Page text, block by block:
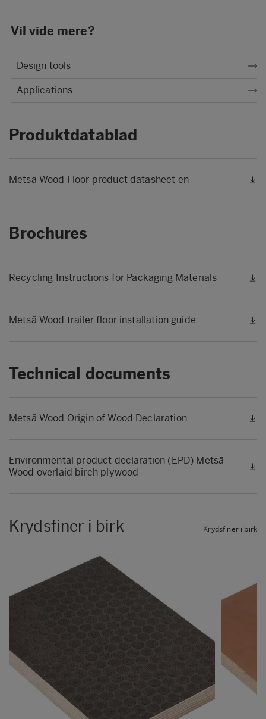
Vil vide mere?
Design tools
Applications
Produktdatablad
Metsa Wood Floor product datasheet en
Brochures
Recycling Instructions for Packaging Materials
Metsä Wood trailer floor installation guide
Technical documents
Metsä Wood Origin of Wood Declaration
Environmental product declaration (EPD) Metsä
Wood overlaid birch plywood
Krydsfiner i birk Krydsfiner i birk